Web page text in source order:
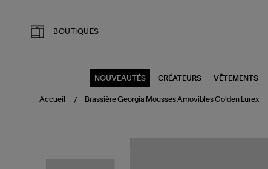
BOUTIQUES
NOUVEAUTÉS CRÉATEURS VÊTEMENTS
Accueil Brassière Georgia Mousses Amovibles Golden Lurex